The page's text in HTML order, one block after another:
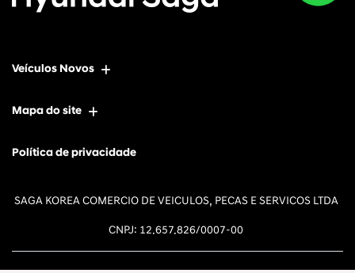
Veículos Novos
Mapa do site
Política de privacidade
SAGA KOREA COMERCIO DE VEICULOS, PECAS E SERVICOS LTDA
CNPJ: 12.657.826/0007-00